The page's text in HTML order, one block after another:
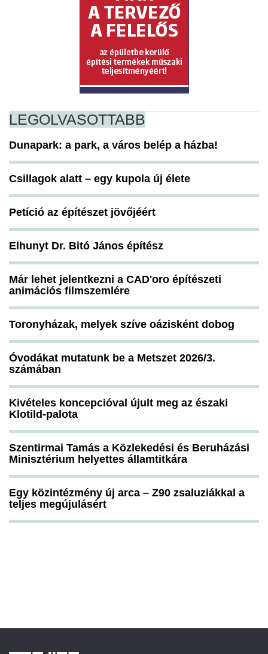
LEGOLVASOTTABB
Dunapark: a park, a város belép a házba!
Csillagok alatt – egy kupola új élete
Petíció az építészet jövőjéért
Elhunyt Dr. Bitó János építész
Már lehet jelentkezni a CAD'oro építészeti
animációs filmszemlére
Toronyházak, melyek szíve oázisként dobog
Óvodákat mutatunk be a Metszet 2026/3.
számában
Kivételes koncepcióval újult meg az északi
Klotild-palota
Szentirmai Tamás a Közlekedési és Beruházási
Minisztérium helyettes államtitkára
Egy közintézmény új arca – Z90 zsaluziákkal a
teljes megújulásért